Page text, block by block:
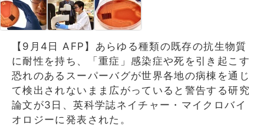
【9月4日 AFP】あらゆる種類の既存の抗生物質
に耐性を持ち、「重症」感染症や死を引き起こす
恐れのあるスーパーバグが世界各地の病棟を通じ
て検出されないまま広がっていると警告する研究
論文が3日、英科学誌ネイチャー・マイクロバイ
オロジーに発表された。